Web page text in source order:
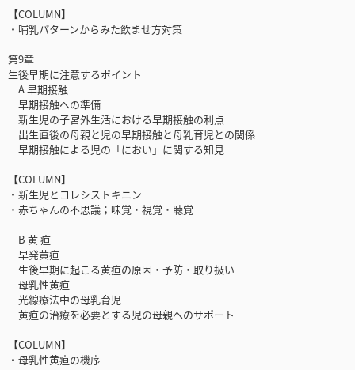
【COLUMN】
・哺乳パターンからみた飲ませ方対策
第9章
生後早期に注意するポイント
A 早期接触
早期接触への準備
新生児の子宮外生活における早期接触の利点
出生直後の母親と児の早期接触と母乳育児との関係
早期接触による児の「におい」に関する知見
【COLUMN】
・新生児とコレシストキニン
・赤ちゃんの不思議；味覚・視覚・聴覚
B 黄 疸
早発黄疸
生後早期に起こる黄疸の原因・予防・取り扱い
母乳性黄疸
光線療法中の母乳育児
黄疸の治療を必要とする児の母親へのサポート
【COLUMN】
・母乳性黄疸の機序